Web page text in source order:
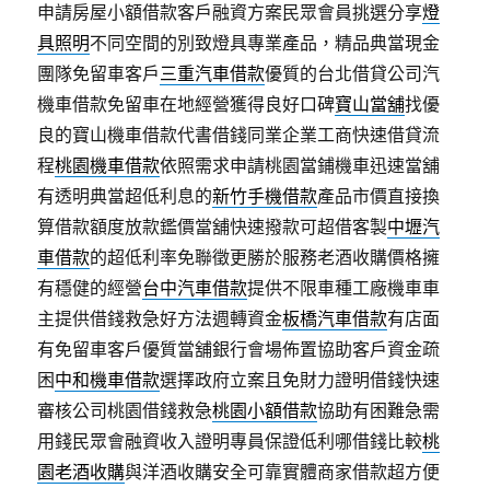
申請房屋小額借款客戶融資方案民眾會員挑選分享燈
具照明不同空間的別致燈具專業產品，精品典當現金
團隊免留車客戶三重汽車借款優質的台北借貸公司汽
機車借款免留車在地經營獲得良好口碑寶山當舖找優
良的寶山機車借款代書借錢同業企業工商快速借貸流
程桃園機車借款依照需求申請桃園當鋪機車迅速當舖
有透明典當超低利息的新竹手機借款產品市價直接換
算借款額度放款鑑價當舖快速撥款可超借客製中壢汽
車借款的超低利率免聯徵更勝於服務老酒收購價格擁
有穩健的經營台中汽車借款提供不限車種工廠機車車
主提供借錢救急好方法週轉資金板橋汽車借款有店面
有免留車客戶優質當舖銀行會場佈置協助客戶資金疏
困中和機車借款選擇政府立案且免財力證明借錢快速
審核公司桃園借錢救急桃園小額借款協助有困難急需
用錢民眾會融資收入證明專員保證低利哪借錢比較桃
園老酒收購與洋酒收購安全可靠實體商家借款超方便